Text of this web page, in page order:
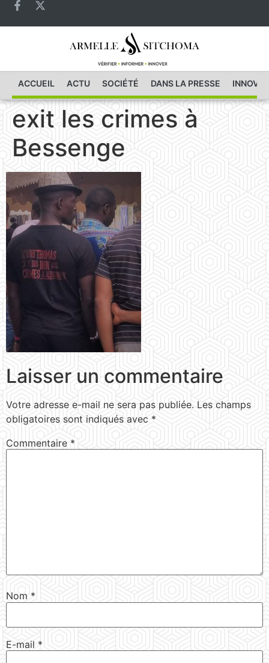
ACCUEIL ACTU SOCIÉTÉ DANS LA PRESSE
exit les crimes à
Bessenge
Laisser un commentaire
Votre adresse e-mail ne sera pas publiée. Les champs
obligatoires sont indiqués avec *
Commentaire *
Nom *
E-mail *